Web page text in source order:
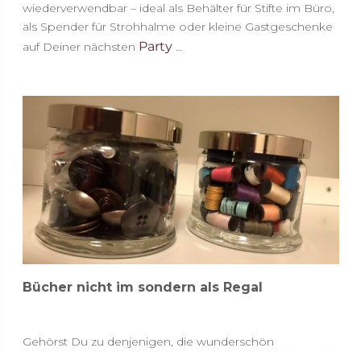
wiederverwendbar – ideal als Behälter für Stifte im Büro,
als Spender für Strohhalme oder kleine Gastgeschenke
auf Deiner nächsten Party …
Bücher nicht im sondern als Regal
Gehörst Du zu denjenigen, die wunderschön